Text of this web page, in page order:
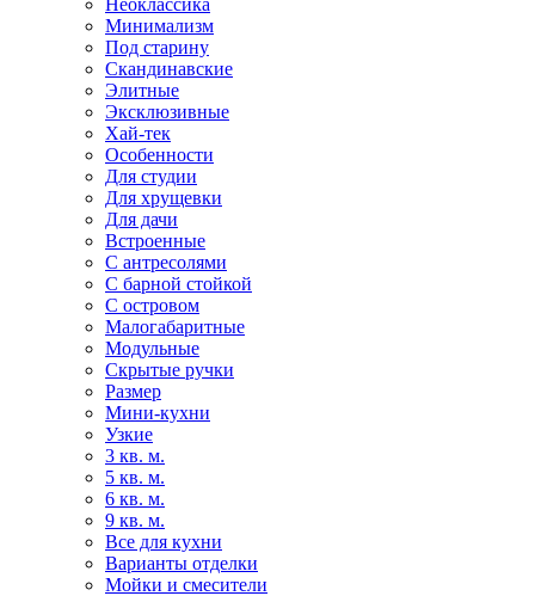
Неоклассика
Минимализм
Под старину
Скандинавские
Элитные
Эксклюзивные
Хай-тек
Особенности
Для студии
Для хрущевки
Для дачи
Встроенные
С антресолями
С барной стойкой
С островом
Малогабаритные
Модульные
Скрытые ручки
Размер
Мини-кухни
Узкие
3 кв. м.
5 кв. м.
6 кв. м.
9 кв. м.
Все для кухни
Варианты отделки
Мойки и смесители